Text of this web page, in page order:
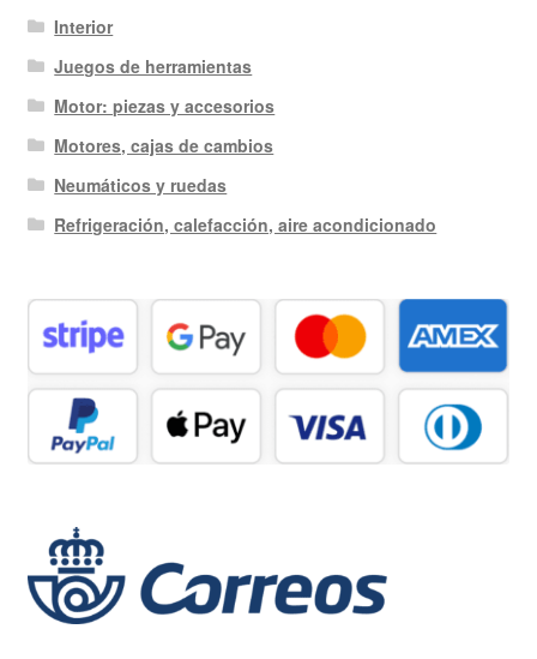
Interior
Juegos de herramientas
Motor: piezas y accesorios
Motores, cajas de cambios
Neumáticos y ruedas
Refrigeración, calefacción, aire acondicionado